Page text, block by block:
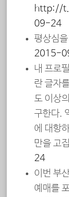
http://
09-24
평상심
2015-
내 프로
란 글자
도 이상
구한다.
에 대항
만을 고
24
이번 부
예매를